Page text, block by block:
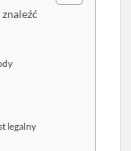
legalny